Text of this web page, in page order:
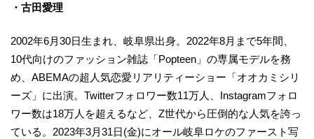
・古田愛理
2002年6月30日生まれ、岐阜県出身。2022年8月まで5年間、
10代向けのファッション雑誌「Popteen」の専属モデルを務
め、ABEMAの超人気恋愛リアリティーショー「オオカミシリ
ーズ」に出演。Twitterフォロワー数11万人、Instagramフォロ
ワー数は18万人を超えるなど、Z世代から圧倒的な人気を誇っ
ている。2023年3月31日(金)にオール岐阜ロケのファースト写